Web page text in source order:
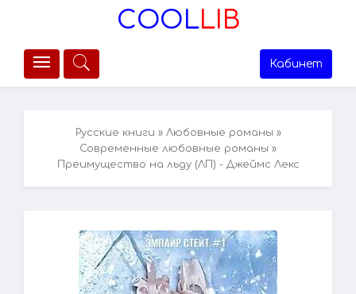
COOLLIB
Кабинет
Русские книги » Любовные романы »
Современные любовные романы »
Преимущество на льду (ЛП) - Джеймс Лекс